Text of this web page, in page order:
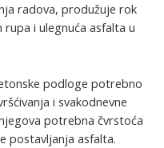
radova, produžuje rok
i ulegnuća asfalta u
podloge potrebno
i svakodnevne
potrebna čvrstoća
postavljanja asfalta.